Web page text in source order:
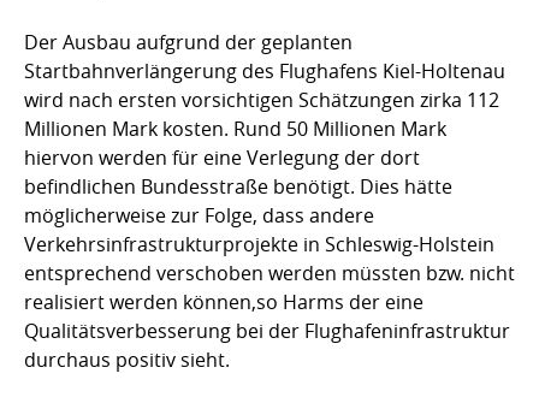
Der Ausbau aufgrund der geplanten
Startbahnverlängerung des Flughafens Kiel-Holtenau
wird nach ersten vorsichtigen Schätzungen zirka 112
Millionen Mark kosten. Rund 50 Millionen Mark
hiervon werden für eine Verlegung der dort
befindlichen Bundesstraße benötigt. Dies hätte
möglicherweise zur Folge, dass andere
Verkehrsinfrastrukturprojekte in Schleswig-Holstein
entsprechend verschoben werden müssten bzw. nicht
realisiert werden können,so Harms der eine
Qualitätsverbesserung bei der Flughafeninfrastruktur
durchaus positiv sieht.